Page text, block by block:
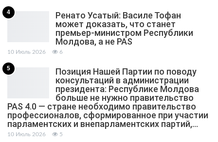
4
Ренато Усатый: Василе Тофан
может доказать, что станет
премьер-министром Республики
Молдова, а не PAS
10 Июль 2026 6
5
Позиция Нашей Партии по поводу
консультаций в администрации
президента: Республике Молдова
больше не нужно правительство
PAS 4.0 — стране необходимо правительство
профессионалов, сформированное при участии
парламентских и внепарламентских партий,…
10 Июль 2026 5